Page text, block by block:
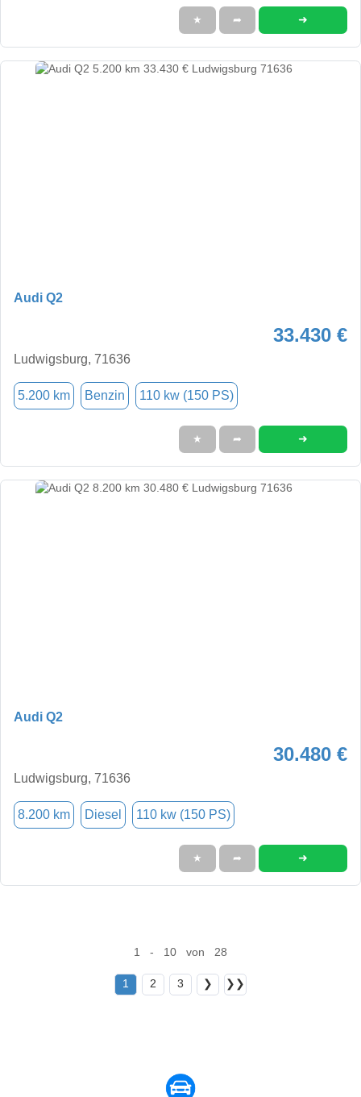
★ ➦ ➜
Audi Q2
33.430 €
Ludwigsburg, 71636
5.200 km Benzin 110 kw (150 PS)
★ ➦ ➜
Audi Q2
30.480 €
Ludwigsburg, 71636
8.200 km Diesel 110 kw (150 PS)
★ ➦ ➜
1 - 10 von 28
1 2 3 ❯ ❯❯